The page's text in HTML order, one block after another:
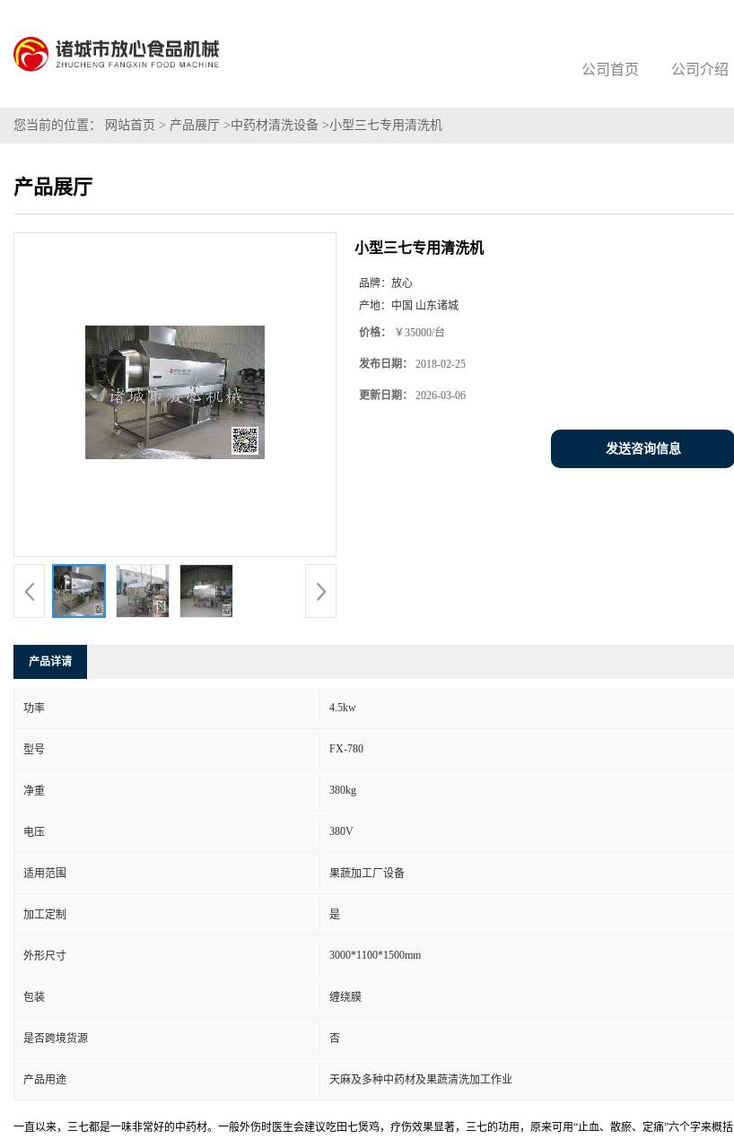
公司首页 公司介绍
您当前的位置： 网站首页 > 产品展厅 >中药材清洗设备 >小型三七专用清洗机
产品展厅
小型三七专用清洗机
品牌： 放心
产地： 中国 山东诸城
价格： ￥35000/台
发布日期： 2018-02-25
更新日期： 2026-03-06
发送咨询信息
产品详请
功率 4.5kw
型号 FX-780
净重 380kg
电压 380V
适用范围 果蔬加工厂设备
加工定制 是
外形尺寸 3000*1100*1500mm
包装 缠绕膜
是否跨境货源 否
产品用途 天麻及多种中药材及果蔬清洗加工作业
一直以来，三七都是一味非常好的中药材。一般外伤时医生会建议吃田七煲鸡，疗伤效果显著，三七的功用，原来可用“止血、散瘀、定痛”六个字来概括